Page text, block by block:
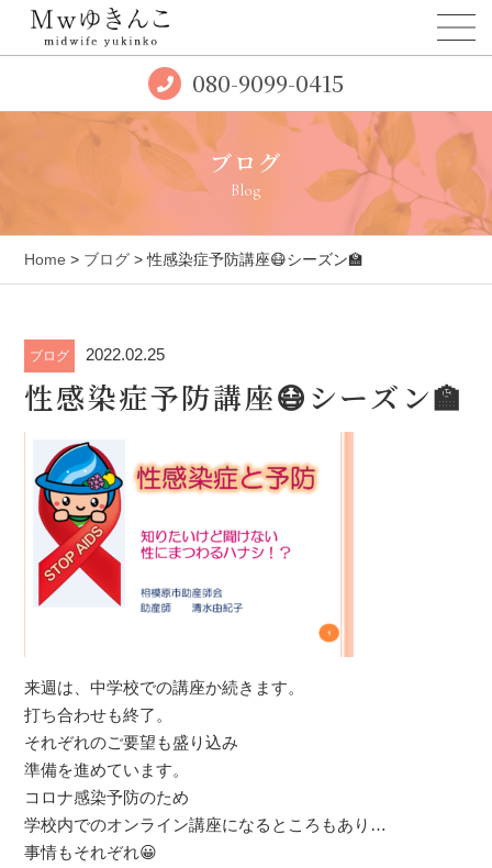
080-9099-0415
ブログ
Blog
Home > ブログ > 性感染症予防講座😷シーズン🏫
ブログ 2022.02.25
性感染症予防講座😷シーズン🏫
来週は、中学校での講座か続きます。
打ち合わせも終了。
それぞれのご要望も盛り込み
準備を進めています。
コロナ感染予防のため
学校内でのオンライン講座になるところもあり…
事情もそれぞれ😀